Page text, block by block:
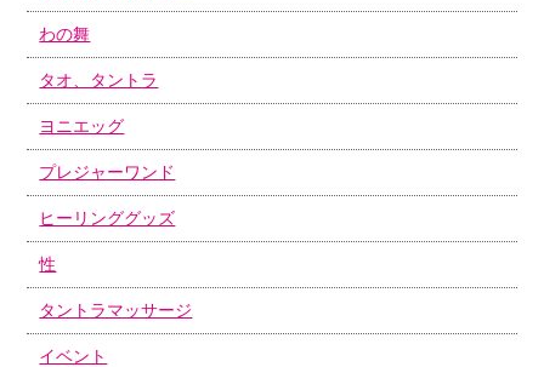
わの舞
タオ、タントラ
ヨニエッグ
プレジャーワンド
ヒーリンググッズ
性
タントラマッサージ
イベント